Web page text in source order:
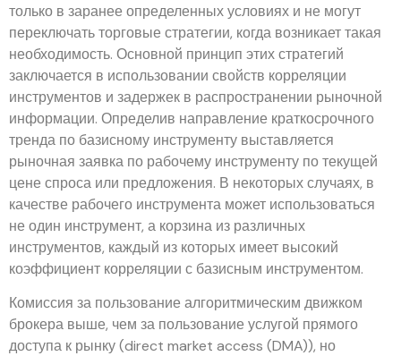
только в заранее определенных условиях и не могут
переключать торговые стратегии, когда возникает такая
необходимость. Основной принцип этих стратегий
заключается в использовании свойств корреляции
инструментов и задержек в распространении рыночной
информации. Определив направление краткосрочного
тренда по базисному инструменту выставляется
рыночная заявка по рабочему инструменту по текущей
цене спроса или предложения. В некоторых случаях, в
качестве рабочего инструмента может использоваться
не один инструмент, а корзина из различных
инструментов, каждый из которых имеет высокий
коэффициент корреляции с базисным инструментом.
Комиссия за пользование алгоритмическим движком
брокера выше, чем за пользование услугой прямого
доступа к рынку (direct market access (DMA)), но